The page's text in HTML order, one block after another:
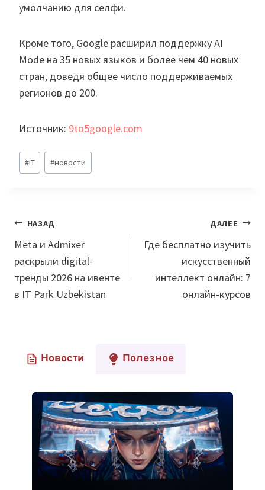
умолчанию для селфи.
Кроме того, Google расширил поддержку AI
Mode на 35 новых языков и более чем 40 новых
стран, доведя общее число поддерживаемых
регионов до 200.
Источник: 9to5google.com
Метки
записи:
#IT #новости
Навигация
по
записям
НАЗАД
Meta и Admixer
раскрыли digital-
тренды 2026 на ивенте
в IT Park Uzbekistan
ДАЛЕЕ
Где бесплатно изучить
искусственный
интеллект онлайн: 7
онлайн-курсов
Новости Полезное